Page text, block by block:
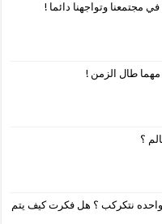
مهما طال الزمن !
؟
واحده نتكركب ؟ هل فكرت كيف يتم